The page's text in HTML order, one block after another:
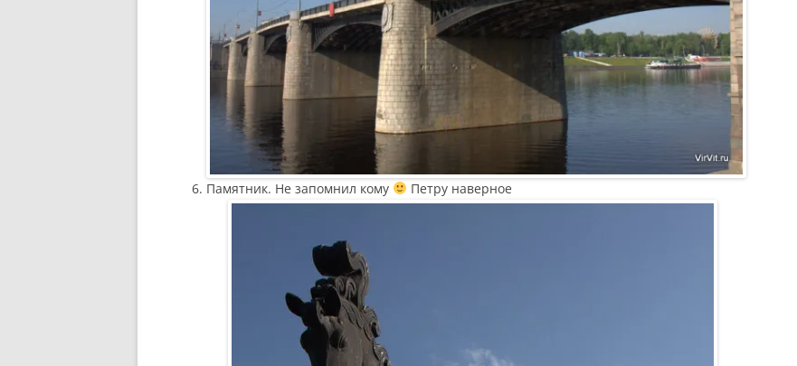
Памятник. Не запомнил кому Петру наверное